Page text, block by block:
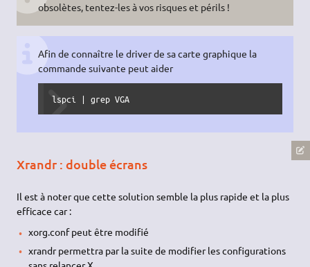
obsolètes, tentez-les à vos risques et périls !
Afin de connaître le driver de sa carte graphique la
commande suivante peut aider
lspci | grep VGA
Xrandr : double écrans
Il est à noter que cette solution semble la plus rapide et la plus
efficace car :
xorg.conf peut être modifié
xrandr permettra par la suite de modifier les configurations